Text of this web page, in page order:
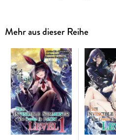
Mehr aus dieser Reihe